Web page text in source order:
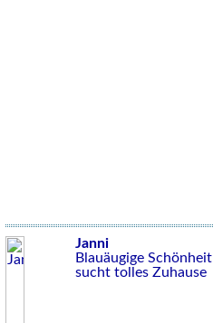
Janni
Blauäugige Schönheit
sucht tolles Zuhause